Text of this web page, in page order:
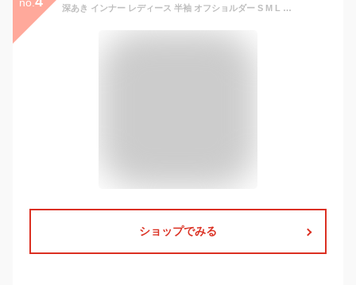
深あき インナー レディース 半袖 オフショルダー S M L LL 3L 肩開き 肩あき 深開き 襟ぐり広め 保温 長袖 肌着 ボートネック バレエネック 大きいサイズ 3lまで アクセONE 新作 服 夏 秋 秋服 秋物
ショップでみる